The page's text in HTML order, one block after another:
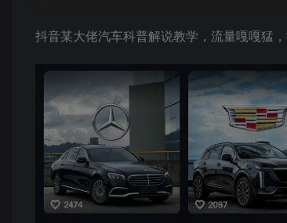
抖音某大佬汽车科普解说教学，流量嘎嘎猛